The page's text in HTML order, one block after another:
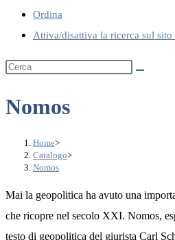
Ordina
Attiva/disattiva la ricerca sul sito
Nomos
Home>
Catalogo>
Nomos
Mai la geopolitica ha avuto una
che ricopre nel secolo XXI. Nomos,
testo di geopolitica del giurista Carl